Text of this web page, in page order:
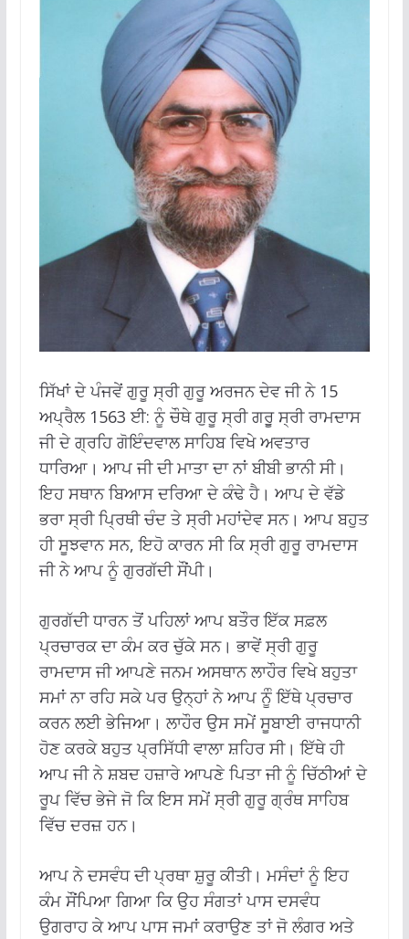
ਸਿੱਖਾਂ ਦੇ ਪੰਜਵੇਂ ਗੁਰੂ ਸ੍ਰੀ ਗੁਰੂ ਅਰਜਨ ਦੇਵ ਜੀ ਨੇ 15
ਅਪ੍ਰੈਲ 1563 ਈ: ਨੂੰ ਚੌਥੇ ਗੁਰੂ ਸ੍ਰੀ ਗਰੁੂ ਸ੍ਰੀ ਰਾਮਦਾਸ
ਜੀ ਦੇ ਗ੍ਰਹਿ ਗੋਇੰਦਵਾਲ ਸਾਹਿਬ ਵਿਖੇ ਅਵਤਾਰ
ਧਾਰਿਆ। ਆਪ ਜੀ ਦੀ ਮਾਤਾ ਦਾ ਨਾਂ ਬੀਬੀ ਭਾਨੀ ਸੀ।
ਇਹ ਸਥਾਨ ਬਿਆਸ ਦਰਿਆ ਦੇ ਕੰਢੇ ਹੈ। ਆਪ ਦੇ ਵੱਡੇ
ਭਰਾ ਸ੍ਰੀ ਪ੍ਰਿਥੀ ਚੰਦ ਤੇ ਸ੍ਰੀ ਮਹਾਂਦੇਵ ਸਨ। ਆਪ ਬਹੁਤ
ਹੀ ਸੂਝਵਾਨ ਸਨ, ਇਹੋ ਕਾਰਨ ਸੀ ਕਿ ਸ੍ਰੀ ਗੁਰੂ ਰਾਮਦਾਸ
ਜੀ ਨੇ ਆਪ ਨੂੰ ਗੁਰਗੱਦੀ ਸੌਂਪੀ।
ਗੁਰਗੱਦੀ ਧਾਰਨ ਤੋਂ ਪਹਿਲਾਂ ਆਪ ਬਤੌਰ ਇੱਕ ਸਫ਼ਲ
ਪ੍ਰਚਾਰਕ ਦਾ ਕੰਮ ਕਰ ਚੁੱਕੇ ਸਨ। ਭਾਵੇਂ ਸ੍ਰੀ ਗੁਰੂ
ਰਾਮਦਾਸ ਜੀ ਆਪਣੇ ਜਨਮ ਅਸਥਾਨ ਲਾਹੌਰ ਵਿਖੇ ਬਹੁਤਾ
ਸਮਾਂ ਨਾ ਰਹਿ ਸਕੇ ਪਰ ਉਨ੍ਹਾਂ ਨੇ ਆਪ ਨੂੰੰ ਇੱਥੇ ਪ੍ਰਚਾਰ
ਕਰਨ ਲਈ ਭੇਜਿਆ। ਲਾਹੌਰ ਉਸ ਸਮੇਂ ਸੂਬਾਈ ਰਾਜਧਾਨੀ
ਹੋਣ ਕਰਕੇ ਬਹੁਤ ਪ੍ਰਸਿੱਧੀ ਵਾਲਾ ਸ਼ਹਿਰ ਸੀ। ਇੱਥੇ ਹੀ
ਆਪ ਜੀ ਨੇ ਸ਼ਬਦ ਹਜ਼ਾਰੇ ਆਪਣੇ ਪਿਤਾ ਜੀ ਨੂੰ ਚਿੱਠੀਆਂ ਦੇ
ਰੂਪ ਵਿੱਚ ਭੇਜੇ ਜੋ ਕਿ ਇਸ ਸਮੇਂ ਸ੍ਰੀ ਗੁਰੂ ਗ੍ਰੰਥ ਸਾਹਿਬ
ਵਿੱਚ ਦਰਜ਼ ਹਨ।
ਆਪ ਨੇ ਦਸਵੰਧ ਦੀ ਪ੍ਰਥਾ ਸ਼ੁਰੂ ਕੀਤੀ। ਮਸੰਦਾਂ ਨੂੰ ਇਹ
ਕੰਮ ਸੌਂਪਿਆ ਗਿਆ ਕਿ ਉਹ ਸੰਗਤਾਂ ਪਾਸ ਦਸਵੰਧ
ਉਗਰਾਹ ਕੇ ਆਪ ਪਾਸ ਜਮਾਂ ਕਰਾਉਣ ਤਾਂ ਜੋ ਲੰਗਰ ਅਤੇ